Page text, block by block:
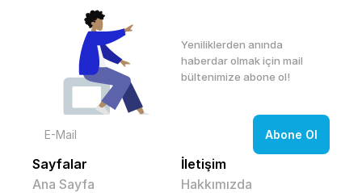
Sayfalar
Ana Sayfa
İletişim
Hakkımızda
Yeniliklerden anında
haberdar olmak için mail
bültenimize abone ol!